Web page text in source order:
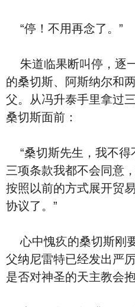
“停！不用再念了。”
朱道临果断叫停，逐
的桑切斯、阿斯纳尔和
父。从冯升泰手里拿过
桑切斯面前：
“桑切斯先生，我不得
三项条款我都不会同意
按照以前的方式展开贸
协议了。”
心中愧疚的桑切斯刚
父纳尼雷特已经发出严
是否对神圣的天主教会